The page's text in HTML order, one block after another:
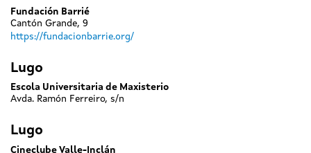
Fundación Barrié
Cantón Grande, 9
https://fundacionbarrie.org/
Lugo
Escola Universitaria de Maxisterio
Avda. Ramón Ferreiro, s/n
Lugo
Cineclube Valle-Inclán